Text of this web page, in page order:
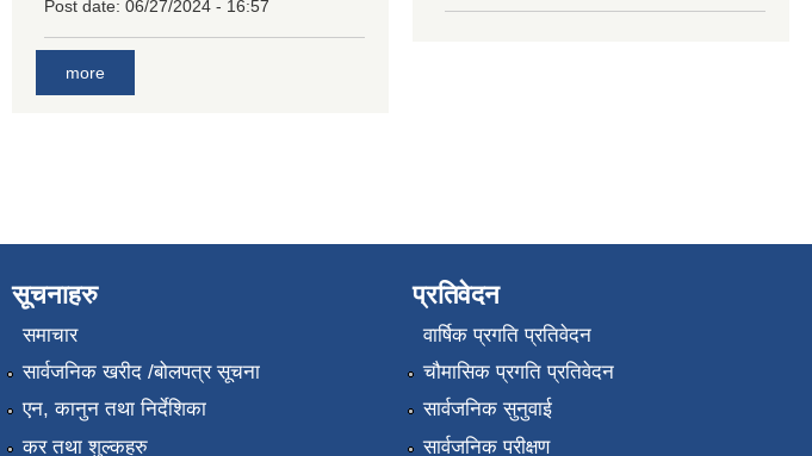
Post date: 06/27/2024 - 16:57
more
सूचनाहरु
समाचार
सार्वजनिक खरीद /बोलपत्र सूचना
एन, कानुन तथा निर्देशिका
कर तथा शुल्कहरु
प्रतिवेदन
वार्षिक प्रगति प्रतिवेदन
चौमासिक प्रगति प्रतिवेदन
सार्वजनिक सुनुवाई
सार्वजनिक परीक्षण